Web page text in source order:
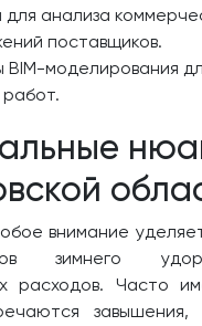
анализа
поставщиков.
моделирования
внимание
зимнего
расходов. Часто